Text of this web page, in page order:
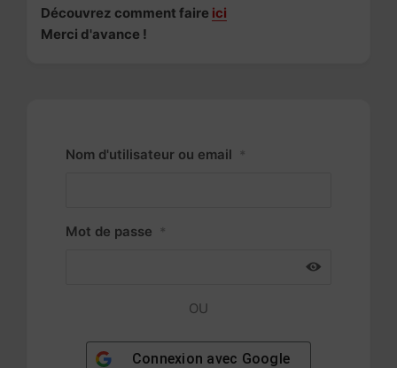
Découvrez comment faire ici
Merci d'avance !
Nom d'utilisateur ou email *
Mot de passe *
OU
Connexion avec Google